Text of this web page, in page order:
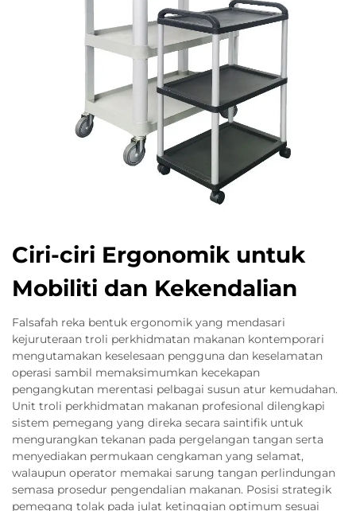
Ciri-ciri Ergonomik untuk
Mobiliti dan Kekendalian
Falsafah reka bentuk ergonomik yang mendasari
kejuruteraan troli perkhidmatan makanan kontemporari
mengutamakan keselesaan pengguna dan keselamatan
operasi sambil memaksimumkan kecekapan
pengangkutan merentasi pelbagai susun atur kemudahan.
Unit troli perkhidmatan makanan profesional dilengkapi
sistem pemegang yang direka secara saintifik untuk
mengurangkan tekanan pada pergelangan tangan serta
menyediakan permukaan cengkaman yang selamat,
walaupun operator memakai sarung tangan perlindungan
semasa prosedur pengendalian makanan. Posisi strategik
pemegang tolak pada julat ketinggian optimum sesuai